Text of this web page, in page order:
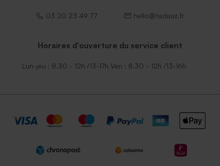
03 20 23 49 77 hello@tadaaz.fr
Horaires d'ouverture du service client
Lun-jeu : 8.30 - 12h /13-17h Ven : 8.30 - 12h /13-16h